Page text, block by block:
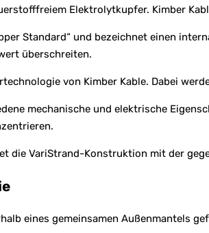
Elektrolytkupfer. Kimber
Standard“ und bezeichnet einen
überschreiten.
von Kimber Kable. Dabei
mechanische und elektrische
die VariStrand-Konstruktion mit der
eines gemeinsamen Außenmantels